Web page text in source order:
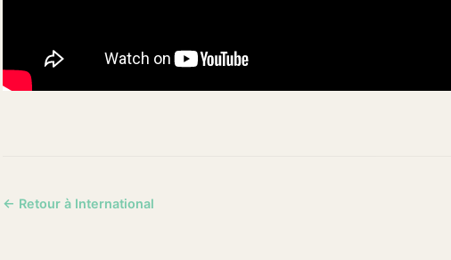
← Retour à International